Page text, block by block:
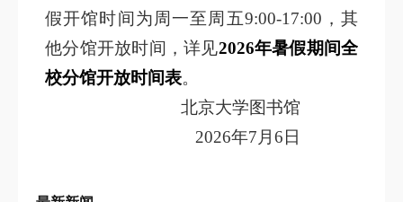
假开馆时间为周一至周五9:00-17:00，其
他分馆开放时间，详见2026年暑假期间全
校分馆开放时间表。
北京大学图书馆
2026年7月6日